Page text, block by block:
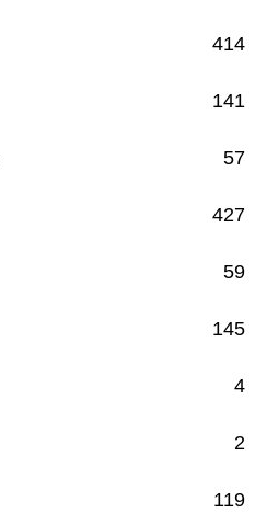
414
141
57
427
59
145
4
2
119